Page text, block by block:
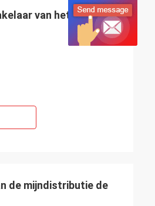
van het reeks
de mijndistributie de